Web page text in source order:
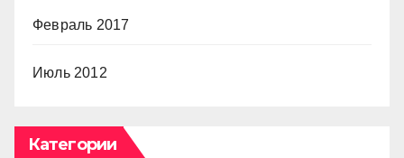
Февраль 2017
Июль 2012
Категории